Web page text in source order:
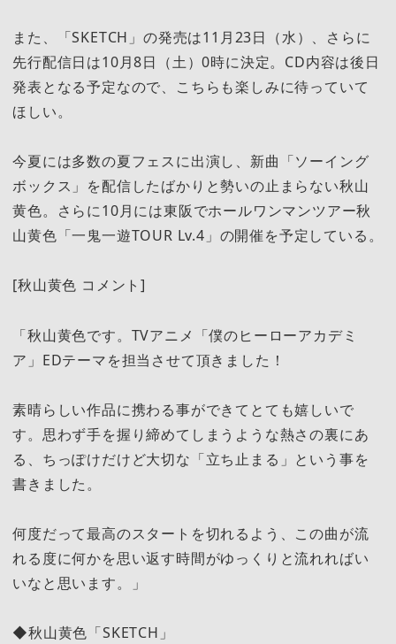
また、「SKETCH」の発売は11月23日（水）、さらに
先行配信日は10月8日（土）0時に決定。CD内容は後日
発表となる予定なので、こちらも楽しみに待っていて
ほしい。
今夏には多数の夏フェスに出演し、新曲「ソーイング
ボックス」を配信したばかりと勢いの止まらない秋山
黄色。さらに10月には東阪でホールワンマンツアー秋
山黄色「一鬼一遊TOUR Lv.4」の開催を予定している。
[秋山黄色 コメント]
「秋山黄色です。TVアニメ「僕のヒーローアカデミ
ア」EDテーマを担当させて頂きました！
素晴らしい作品に携わる事ができてとても嬉しいで
す。思わず手を握り締めてしまうような熱さの裏にあ
る、ちっぽけだけど大切な「立ち止まる」という事を
書きました。
何度だって最高のスタートを切れるよう、この曲が流
れる度に何かを思い返す時間がゆっくりと流れればい
いなと思います。」
◆秋山黄色「SKETCH」